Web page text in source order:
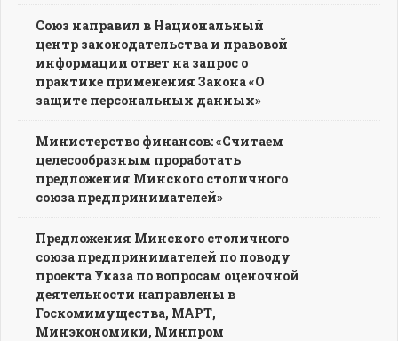
Союз направил в Национальный
центр законодательства и правовой
информации ответ на запрос о
практике применения Закона «О
защите персональных данных»
Министерство финансов: «Считаем
целесообразным проработать
предложения Минского столичного
союза предпринимателей»
Предложения Минского столичного
союза предпринимателей по поводу
проекта Указа по вопросам оценочной
деятельности направлены в
Госкомимущества, МАРТ,
Минэкономики, Минпром